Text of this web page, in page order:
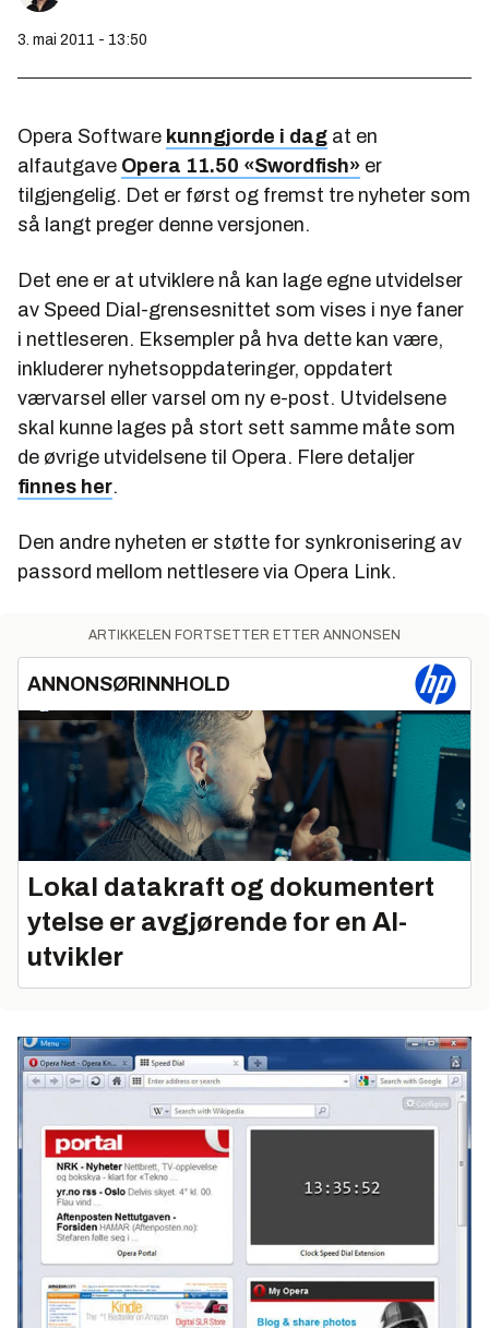
3. mai 2011 - 13:50
Opera Software kunngjorde i dag at en
alfautgave Opera 11.50 «Swordfish» er
tilgjengelig. Det er først og fremst tre nyheter som
så langt preger denne versjonen.
Det ene er at utviklere nå kan lage egne utvidelser
av Speed Dial-grensesnittet som vises i nye faner
i nettleseren. Eksempler på hva dette kan være,
inkluderer nyhetsoppdateringer, oppdatert
værvarsel eller varsel om ny e-post. Utvidelsene
skal kunne lages på stort sett samme måte som
de øvrige utvidelsene til Opera. Flere detaljer
finnes her.
Den andre nyheten er støtte for synkronisering av
passord mellom nettlesere via Opera Link.
ARTIKKELEN FORTSETTER ETTER ANNONSEN
ANNONSØRINNHOLD
Lokal datakraft og dokumentert
ytelse er avgjørende for en AI-
utvikler